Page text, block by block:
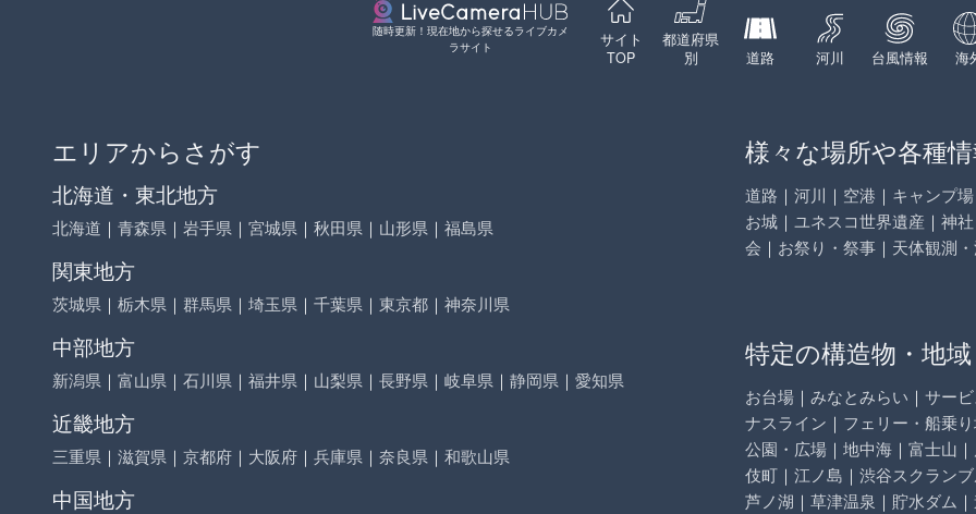
随時更新！現在地から探せるライブカメ
ラサイト
サイト
TOP
都道府県
別
道路 河川 台風情報 海
エリアからさがす
北海道・東北地方
北海道 ｜ 青森県 ｜ 岩手県 ｜ 宮城県 ｜ 秋田県 ｜ 山形県 ｜ 福島県
関東地方
茨城県 ｜ 栃木県 ｜ 群馬県 ｜ 埼玉県 ｜ 千葉県 ｜ 東京都 ｜ 神奈川県
中部地方
新潟県 ｜ 富山県 ｜ 石川県 ｜ 福井県 ｜ 山梨県 ｜ 長野県 ｜ 岐阜県 ｜ 静岡県 ｜ 愛知県
近畿地方
三重県 ｜ 滋賀県 ｜ 京都府 ｜ 大阪府 ｜ 兵庫県 ｜ 奈良県 ｜ 和歌山県
中国地方
様々な場所や各種
道路 ｜ 河川 ｜ 空港 ｜ キャンプ場
お城 ｜ ユネスコ世界遺産 ｜ 神社
会 ｜ お祭り・祭事 ｜ 天体観測
特定の構造物・地
お台場 ｜ みなとみらい ｜ サー
ナスライン ｜ フェリー・船乗
公園・広場 ｜ 地中海 ｜ 富士山 ｜
伎町 ｜ 江ノ島 ｜ 渋谷スクラン
芦ノ湖 ｜ 草津温泉 ｜ 貯水ダム ｜